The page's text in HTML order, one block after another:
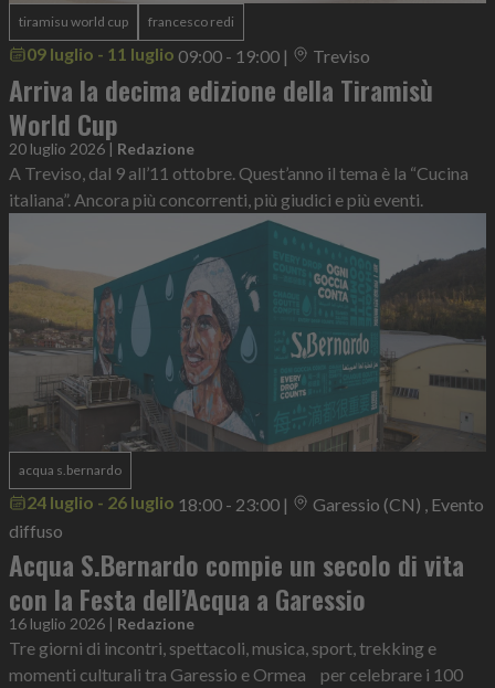
tiramisu world cup francesco redi
09 luglio - 11 luglio 09:00 - 19:00 | Treviso
Arriva la decima edizione della Tiramisù
World Cup
20 luglio 2026 | Redazione
A Treviso, dal 9 all’11 ottobre. Quest’anno il tema è la “Cucina
italiana”. Ancora più concorrenti, più giudici e più eventi.
acqua s.bernardo
24 luglio - 26 luglio 18:00 - 23:00 |
Garessio (CN) , Evento
diffuso
Acqua S.Bernardo compie un secolo di vita
con la Festa dell’Acqua a Garessio
16 luglio 2026 | Redazione
Tre giorni di incontri, spettacoli, musica, sport, trekking e
momenti culturali tra Garessio e Ormea per celebrare i 100